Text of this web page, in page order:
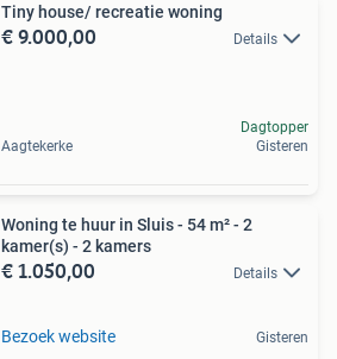
Tiny house/ recreatie woning
€ 9.000,00 Details
Aagtekerke
Dagtopper
Gisteren
Woning te huur in Sluis - 54 m² - 2
kamer(s) - 2 kamers
€ 1.050,00 Details
Bezoek website Gisteren